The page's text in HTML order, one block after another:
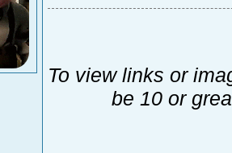
To view links or
be 10 or